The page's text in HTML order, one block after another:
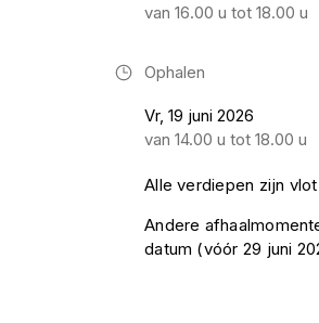
van 16.00 u tot 18.00 u
Ophalen
Vr, 19 juni 2026
van 14.00 u tot 18.00 u
Alle verdiepen zijn
Andere
datum (vóór 29 juni